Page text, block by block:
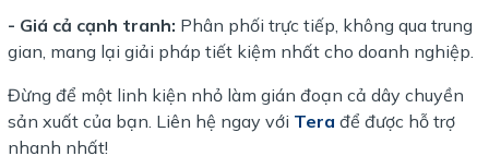
- Giá cả cạnh tranh: Phân phối trực tiếp, không qua trung
gian, mang lại giải pháp tiết kiệm nhất cho doanh nghiệp.
Đừng để một linh kiện nhỏ làm gián đoạn cả dây chuyền
sản xuất của bạn. Liên hệ ngay với Tera để được hỗ trợ
nhanh nhất!